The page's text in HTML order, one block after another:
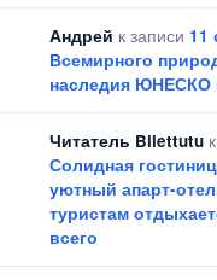
Андрей к записи 11
Всемирного
наследия ЮНЕСКО
Читатель Bilettutu
Солидная
уютный апарт-
туристам
всего